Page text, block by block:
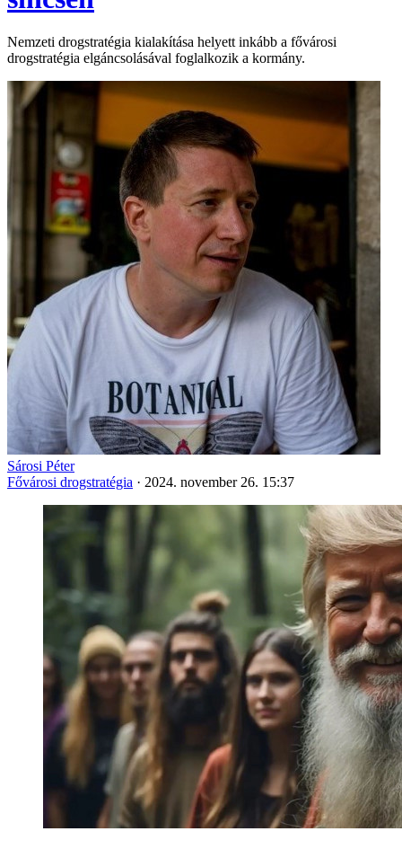
Nemzeti drogstratégia kialakítása helyett inkább a fővárosi
drogstratégia elgáncsolásával foglalkozik a kormány.
Sárosi Péter
Fővárosi drogstratégia · 2024. november 26. 15:37